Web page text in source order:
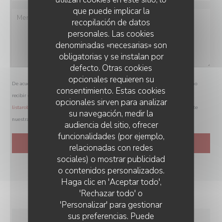
que puede implicar la
recopilación de datos
personales. Las cookies
denominadas «necesarias» son
obligatorias y se instalan por
defecto. Otras cookies
opcionales requieren su
consentimiento. Estas cookies
opcionales sirven para analizar
su navegación, medir la
audiencia del sitio, ofrecer
funcionalidades (por ejemplo,
relacionadas con redes
sociales) o mostrar publicidad
o contenidos personalizados.
Haga clic en 'Aceptar todo',
'Rechazar todo' o
'Personalizar' para gestionar
sus preferencias. Puede
De acuerdo con la normativa de protección de datos, puede ejercer su derecho a no
recibir comunicaciones comerciales inscribiéndose en la Lista Robinson:
listarobinson.es
. Para más información sobre el tratamiento de sus datos, consulte
nuestra